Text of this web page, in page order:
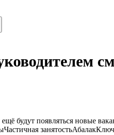
будут появляться новые
Частичная занятостьАбалак